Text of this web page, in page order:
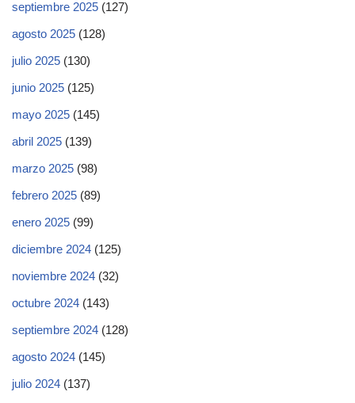
septiembre 2025 (127)
agosto 2025 (128)
julio 2025 (130)
junio 2025 (125)
mayo 2025 (145)
abril 2025 (139)
marzo 2025 (98)
febrero 2025 (89)
enero 2025 (99)
diciembre 2024 (125)
noviembre 2024 (32)
octubre 2024 (143)
septiembre 2024 (128)
agosto 2024 (145)
julio 2024 (137)